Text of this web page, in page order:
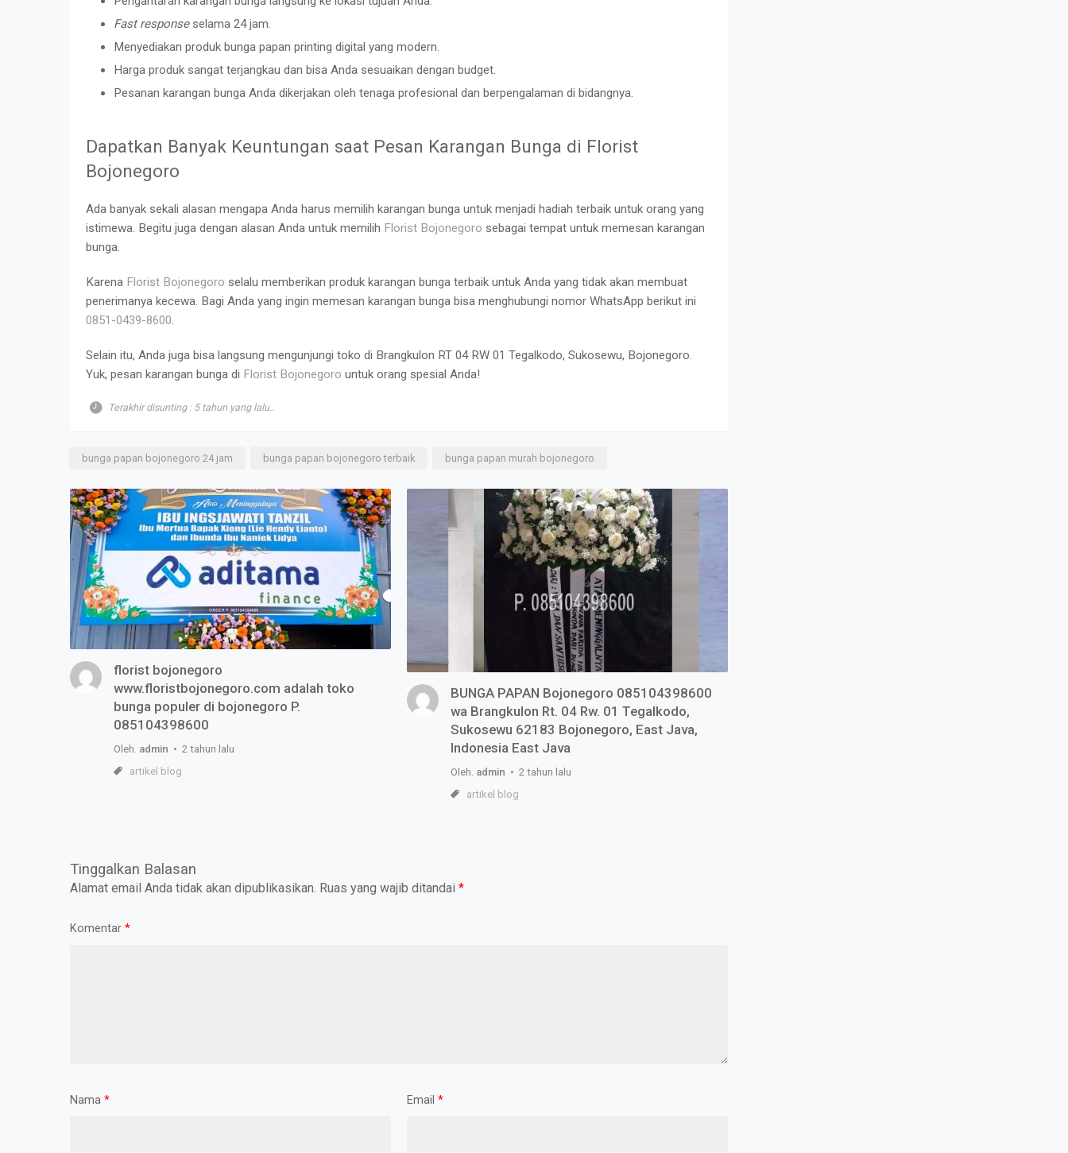
Fast responseselama 24 jam.
Menyediakan produk bunga papan printing digital yang modern.
Harga produk sangat terjangkau dan bisa Anda sesuaikan dengan budget.
Pesanan karangan bunga Anda dikerjakan oleh tenaga profesional dan berpengalaman di bidangnya.
Dapatkan Banyak Keuntungan saat Pesan Karangan Bunga di Florist
Bojonegoro
Ada banyak sekali alasan mengapa Anda harus memilih karangan bunga untuk menjadi hadiah terbaik untuk orang yang
istimewa. Begitu juga dengan alasan Anda untuk memilih Florist Bojonegoro sebagai tempat untuk memesan karangan
bunga.
Karena Florist Bojonegoro selalu memberikan produk karangan bunga terbaik untuk Anda yang tidak akan membuat
penerimanya kecewa. Bagi Anda yang ingin memesan karangan bunga bisa menghubungi nomor WhatsApp berikut ini
0851-0439-8600.
Selain itu, Anda juga bisa langsung mengunjungi toko di Brangkulon RT 04 RW 01 Tegalkodo, Sukosewu, Bojonegoro.
Yuk, pesan karangan bunga di Florist Bojonegoro untuk orang spesial Anda!
Terakhir disunting : 5 tahun yang lalu..
bunga papan bojonegoro 24 jam bunga papan bojonegoro terbaik bunga papan murah bojonegoro
florist bojonegoro
www.floristbojonegoro.com adalah toko
bunga populer di bojonegoro P.
085104398600
Oleh. admin • 2 tahun lalu
artikel blog
BUNGA PAPAN Bojonegoro 085104398600
wa Brangkulon Rt. 04 Rw. 01 Tegalkodo,
Sukosewu 62183 Bojonegoro, East Java,
Indonesia East Java
Oleh. admin • 2 tahun lalu
artikel blog
Tinggalkan Balasan
Alamat email Anda tidak akan dipublikasikan. Ruas yang wajib ditandai *
Komentar *
Nama * Email *